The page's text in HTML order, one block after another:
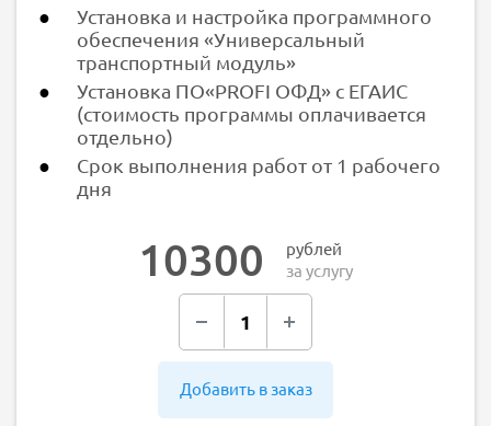
Установка и настройка программного
обеспечения «Универсальный
транспортный модуль»
Установка ПО«PROFI ОФД» с ЕГАИС
(стоимость программы оплачивается
отдельно)
Срок выполнения работ от 1 рабочего
дня
10300
рублей
за услугу
Добавить в заказ